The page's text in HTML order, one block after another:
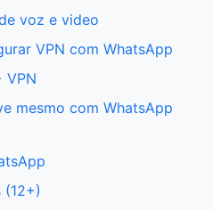
voz e video
VPN com WhatsApp
VPN
mesmo com WhatsApp
(12+)